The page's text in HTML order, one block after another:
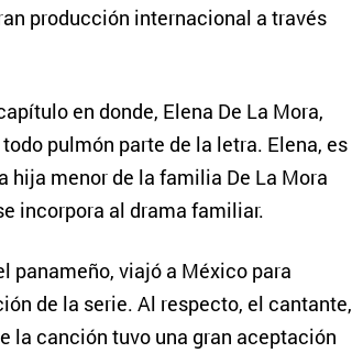
producción internacional a través
en donde, Elena De La Mora,
pulmón parte de la letra. Elena, es
hija menor de la familia De La Mora
incorpora al drama familiar.
panameño, viajó a México para
de la serie. Al respecto, el cantante,
la canción tuvo una gran aceptación